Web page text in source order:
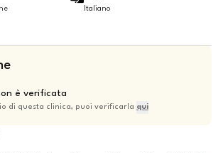
Italiano
è verificata
di questa clinica, puoi verificarla qui